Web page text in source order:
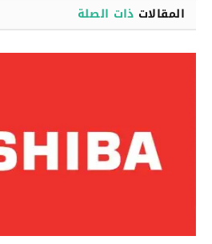
المقالات ذات الصلة